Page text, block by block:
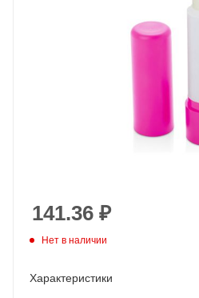
141.36 ₽
Нет в наличии
Характеристики